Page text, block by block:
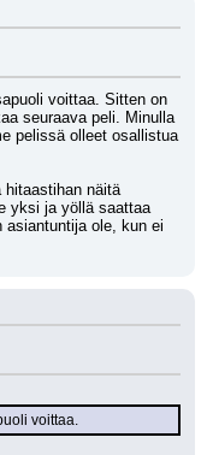
voittaa. Sitten on
seuraava peli. Minulla
pelissä olleet osallistua
näitä
yksi ja yöllä saattaa
asiantuntija ole, kun ei
voittaa.